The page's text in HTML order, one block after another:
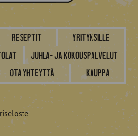
Reseptit
Yrityksille
Juhla- ja kokouspalvelut
Ota yhteyttä Kauppa